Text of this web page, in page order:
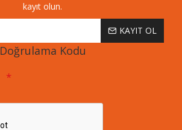
kayıt olun.
KAYIT OL
Doğrulama Kodu